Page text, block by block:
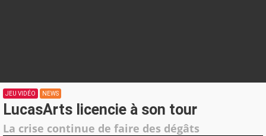
JEU VIDÉO NEWS
LucasArts licencie à son tour
La crise continue de faire des dégâts